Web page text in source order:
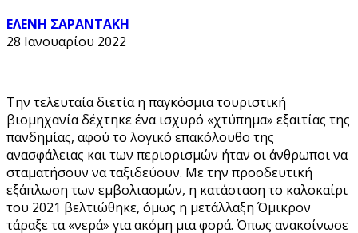
ΕΛΕΝΗ ΣΑΡΑΝΤΑΚΗ
28 Ιανουαρίου 2022
Την τελευταία διετία η παγκόσμια τουριστική
βιομηχανία δέχτηκε ένα ισχυρό «χτύπημα» εξαιτίας της
πανδημίας, αφού το λογικό επακόλουθο της
ανασφάλειας και των περιορισμών ήταν οι άνθρωποι να
σταματήσουν να ταξιδεύουν. Με την προοδευτική
εξάπλωση των εμβολιασμών, η κατάσταση το καλοκαίρι
του 2021 βελτιώθηκε, όμως η μετάλλαξη Όμικρον
τάραξε τα «νερά» για ακόμη μια φορά. Όπως ανακοίνωσε